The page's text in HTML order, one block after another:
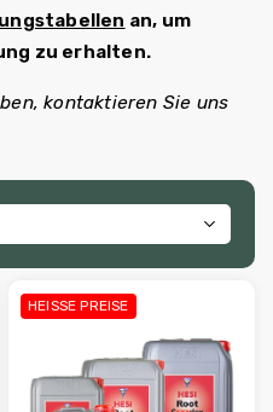
an, um
zu erhalten.
kontaktieren Sie uns
HEISSE PREISE